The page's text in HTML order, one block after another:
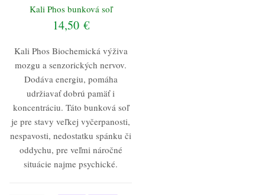
Kali Phos bunková soľ
14,50 €
Kali Phos Biochemická výživa
mozgu a senzorických nervov.
Dodáva energiu, pomáha
udržiavať dobrú pamäť i
koncentráciu. Táto bunková soľ
je pre stavy veľkej vyčerpanosti,
nespavosti, nedostatku spánku či
oddychu, pre veľmi náročné
situácie najme psychické.